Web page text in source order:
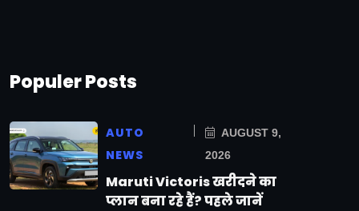
Populer Posts
AUTO
NEWS
AUGUST 9,
2026
Maruti Victoris खरीदने का
प्लान बना रहे हैं? पहले जानें